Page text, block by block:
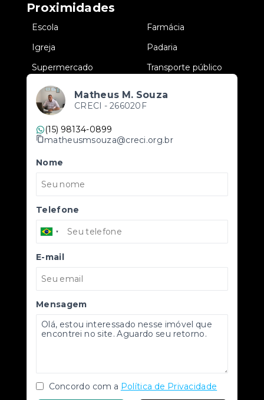
Proximidades
Escola
Farmácia
Igreja
Padaria
Supermercado Transporte público
Matheus M. Souza
CRECI - 266020F
(15) 98134-0899
matheusmsouza@creci.org.br
Nome
Telefone
E-mail
Mensagem
Concordo com a Política de Privacidade